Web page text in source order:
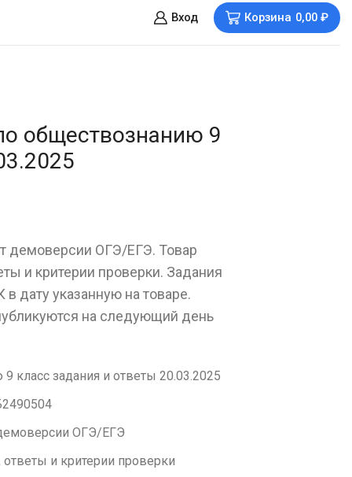
Вход Корзина 0,00 ₽
обществознанию 9
демоверсии ОГЭ/ЕГЭ. Товар
и критерии проверки. Задания
дату указанную на товаре.
на следующий день
класс задания и ответы 20.03.2025
демоверсии ОГЭ/ЕГЭ
и критерии проверки